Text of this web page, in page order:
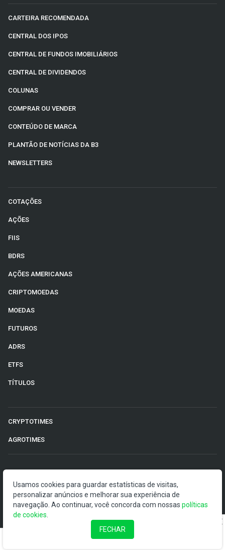
CARTEIRA RECOMENDADA
CENTRAL DOS IPOS
CENTRAL DE FUNDOS IMOBILIÁRIOS
CENTRAL DE DIVIDENDOS
COLUNAS
COMPRAR OU VENDER
CONTEÚDO DE MARCA
PLANTÃO DE NOTÍCIAS DA B3
NEWSLETTERS
COTAÇÕES
AÇÕES
FIIS
BDRS
AÇÕES AMERICANAS
CRIPTOMOEDAS
MOEDAS
FUTUROS
ADRS
ETFS
TÍTULOS
CRYPTOTIMES
AGROTIMES
O Money Times publica matérias de cunho jornalístico, que
visam a democratização da informação. Nossas
publicações devem ser compreendidas como boletins
anunciadores e divulgadores, e não como uma
Usamos cookies para guardar estatísticas de visitas,
personalizar anúncios e melhorar sua experiência de
navegação. Ao continuar, você concorda com nossas políticas
de cookies
FECHAR